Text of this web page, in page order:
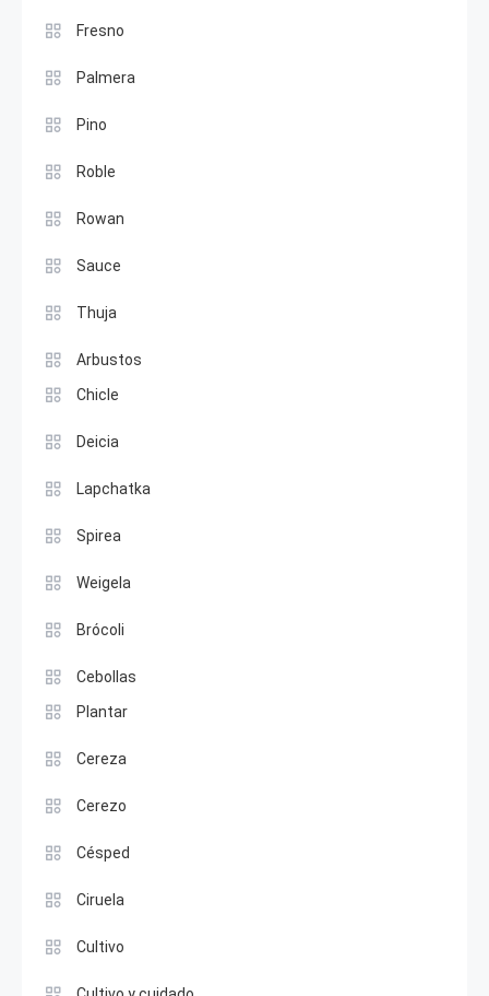
Fresno
Palmera
Pino
Roble
Rowan
Sauce
Thuja
Arbustos
Chicle
Deicia
Lapchatka
Spirea
Weigela
Brócoli
Cebollas
Plantar
Cereza
Cerezo
Césped
Ciruela
Cultivo